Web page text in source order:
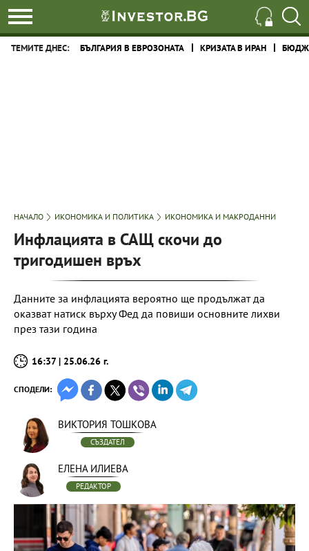
ТЕМИТЕ ДНЕС: БЪЛГАРИЯ В ЕВРОЗОНАТА КРИЗАТА В ИРАН
НАЧАЛО ИКОНОМИКА И ПОЛИТИКА ИКОНОМИКА И МАКРОДАННИ
Инфлацията в САЩ скочи до
тригодишен връх
Данните за инфлацията вероятно ще продължат да
оказват натиск върху Фед да повиши основните лихви
през тази година
16:37 | 25.06.26 г.
СПОДЕЛИ:
ВИКТОРИЯ ТОШКОВА
СЪЗДАТЕЛ
ЕЛЕНА ИЛИЕВА
РЕДАКТОР